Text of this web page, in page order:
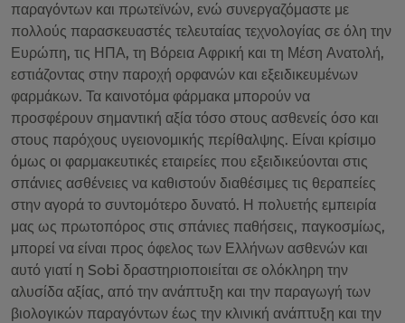
παραγόντων και πρωτεϊνών, ενώ συνεργαζόμαστε με
πολλούς παρασκευαστές τελευταίας τεχνολογίας σε όλη την
Ευρώπη, τις ΗΠΑ, τη Βόρεια Αφρική και τη Μέση Ανατολή,
εστιάζοντας στην παροχή ορφανών και εξειδικευμένων
φαρμάκων. Τα καινοτόμα φάρμακα μπορούν να
προσφέρουν σημαντική αξία τόσο στους ασθενείς όσο και
στους παρόχους υγειονομικής περίθαλψης. Είναι κρίσιμο
όμως οι φαρμακευτικές εταιρείες που εξειδικεύονται στις
σπάνιες ασθένειες να καθιστούν διαθέσιμες τις θεραπείες
στην αγορά το συντομότερο δυνατό. Η πολυετής εμπειρία
μας ως πρωτοπόρος στις σπάνιες παθήσεις, παγκοσμίως,
μπορεί να είναι προς όφελος των Ελλήνων ασθενών και
αυτό γιατί η Sobi δραστηριοποιείται σε ολόκληρη την
αλυσίδα αξίας, από την ανάπτυξη και την παραγωγή των
βιολογικών παραγόντων έως την κλινική ανάπτυξη και την